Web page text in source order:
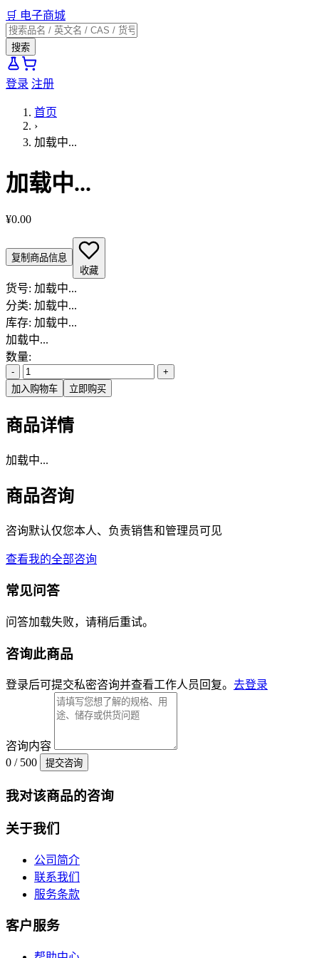
🛒 电子商城
搜索
登录 注册
首页
›
加载中...
加载中...
¥0.00
复制商品信息
收藏
货号: 加载中...
分类: 加载中...
库存: 加载中...
加载中...
数量:
-
+
加入购物车
立即购买
商品详情
加载中...
商品咨询
咨询默认仅您本人、负责销售和管理员可见
查看我的全部咨询
常见问答
问答加载失败，请稍后重试。
咨询此商品
登录后可提交私密咨询并查看工作人员回复。 去登录
咨询内容
0 / 500
提交咨询
我对该商品的咨询
关于我们
公司简介
联系我们
服务条款
客户服务